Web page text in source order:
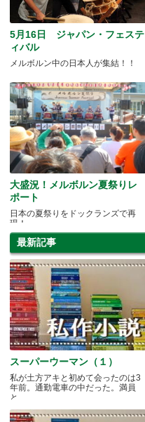
5月16日 ジャパン・フェステ
ィバル
メルボルン中の日本人が集結！！
大盛況！メルボルン夏祭りレ
ポート
日本の夏祭りをドックランズで再
現！
最新記事
スーパーウーマン（１）
私が土方アキと初めて会ったのは3
年前。通勤電車の中だった。満員
と.....